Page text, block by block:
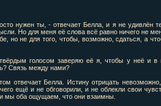
нужен ты, - отвечает Белла, и я не удивлён
Но для меня её слова всё равно ничего не
но не для того, чтобы, возможно, сдаться, а
голосом заверяю её я, чтобы у неё и
Связь между нами?
отвечает Белла. Истину отрицать
ещё и не обговорили, и не облекли свои
и мы оба ощущаем, что они взаимны.